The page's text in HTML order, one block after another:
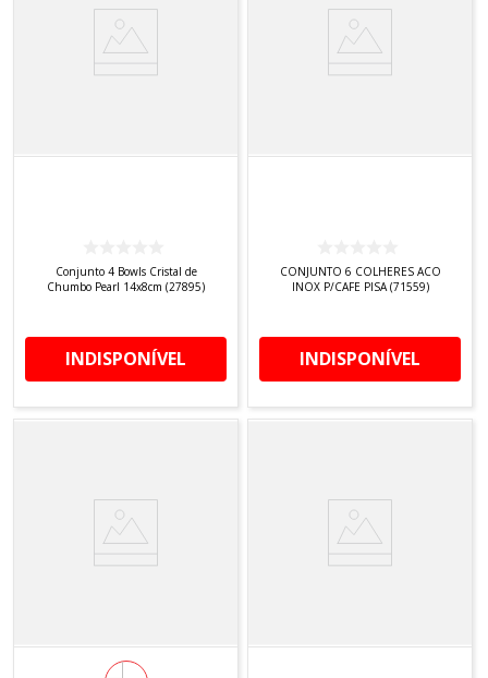
Conjunto 4 Bowls Cristal de
Chumbo Pearl 14x8cm (27895)
INDISPONÍVEL
CONJUNTO 6 COLHERES ACO
INOX P/CAFE PISA (71559)
INDISPONÍVEL